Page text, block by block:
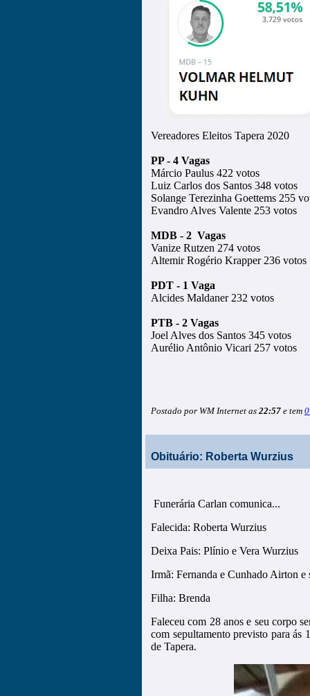
Vereadores Eleitos Tapera 2020
PP - 4 Vagas
Márcio Paulus 422 votos
Luiz Carlos dos Santos 348 votos
Solange Terezinha Goettems 255
Evandro Alves Valente 253 votos
MDB - 2 Vagas
Vanize Rutzen 274 votos
Altemir Rogério Krapper 236 votos
PDT - 1 Vaga
Alcides Maldaner 232 votos
PTB - 2 Vagas
Joel Alves dos Santos 345 votos
Aurélio Antônio Vicari 257 votos
Postado por WM Internet as 22:57 e tem
Obituário: Roberta Wurzius
Funerária Carlan comunica...
Falecida: Roberta Wurzius
Deixa Pais: Plínio e Vera Wurzius
Irmã: Fernanda e Cunhado Airton
Filha: Brenda
Faleceu com 28 anos e seu corpo
com sepultamento previsto para
de Tapera.